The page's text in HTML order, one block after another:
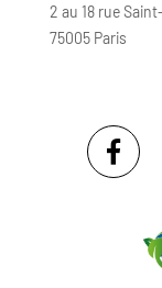
2 au 18 rue
75005 Paris